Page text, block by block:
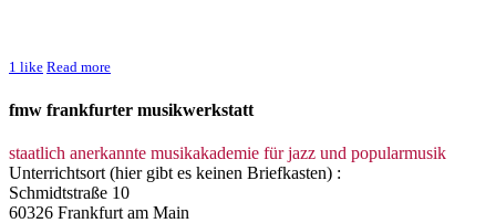
1 like Read more
fmw frankfurter musikwerkstatt
staatlich anerkannte musikakademie für jazz und popularmusik
Unterrichtsort (hier gibt es keinen Briefkasten) :
Schmidtstraße 10
60326 Frankfurt am Main